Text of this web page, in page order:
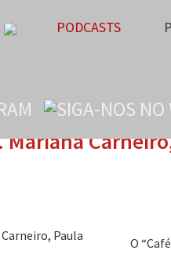
PODCASTS
Mariana
O